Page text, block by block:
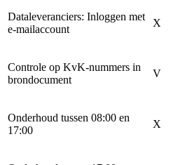
Dataleveranciers: Inloggen met
e-mailaccount
X
Controle op KvK-nummers in
brondocument
V
Onderhoud tussen 08:00 en
17:00
X